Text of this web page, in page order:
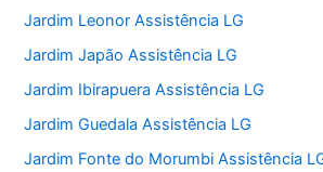
Jardim Leonor Assistência LG
Jardim Japão Assistência LG
Jardim Ibirapuera Assistência LG
Jardim Guedala Assistência LG
Jardim Fonte do Morumbi Assistência